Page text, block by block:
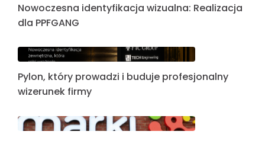
Nowoczesna identyfikacja wizualna: Realizacja
dla PPFGANG
Pylon, który prowadzi i buduje profesjonalny
wizerunek firmy